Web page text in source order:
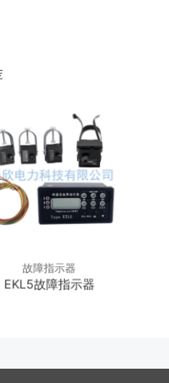
故障指示器
EKL5故障指示器